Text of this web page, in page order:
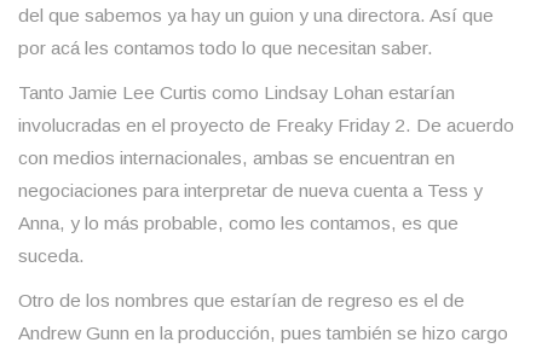
del que sabemos ya hay un guion y una directora. Así que
por acá les contamos todo lo que necesitan saber.
Tanto Jamie Lee Curtis como Lindsay Lohan estarían
involucradas en el proyecto de Freaky Friday 2. De acuerdo
con medios internacionales, ambas se encuentran en
negociaciones para interpretar de nueva cuenta a Tess y
Anna, y lo más probable, como les contamos, es que
suceda.
Otro de los nombres que estarían de regreso es el de
Andrew Gunn en la producción, pues también se hizo cargo